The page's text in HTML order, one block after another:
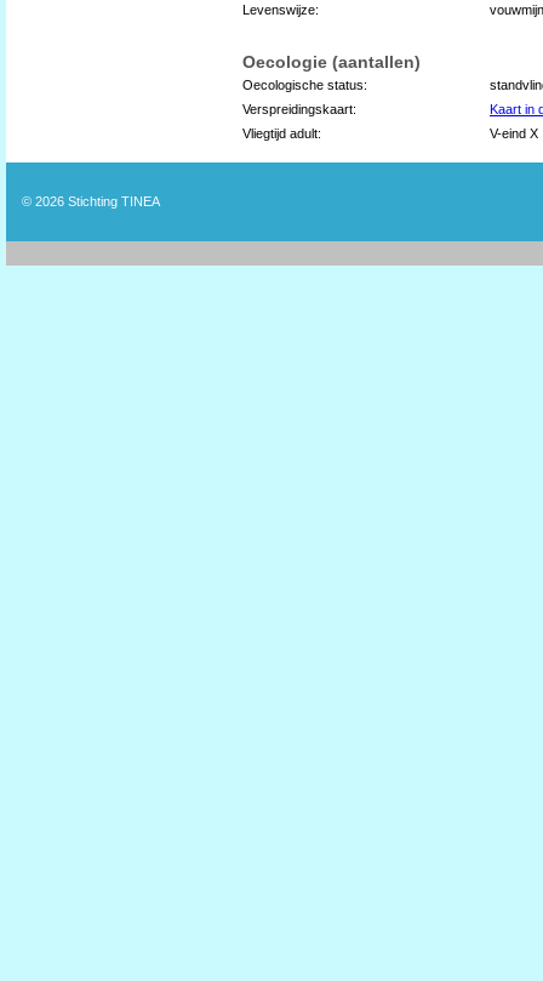
Levenswijze:
Oecologie (aantallen)
Oecologische status:
Verspreidingskaart:
Kaart in
Vliegtijd adult:
V-eind X
© 2026 Stichting TINEA